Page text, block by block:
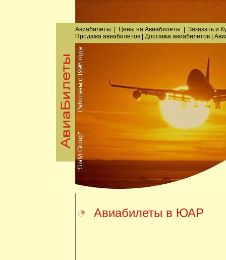
Авиабилеты Цены на Авиабилеты Заказатьи
Продажа авиабилетов| Доставка авиабилетов|
Авиабилеты в ЮАР